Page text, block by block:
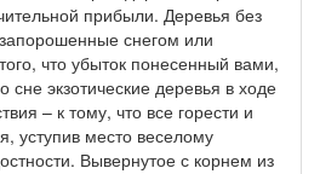
прибыли. Деревья без
снегом или
что убыток понесенный вами,
сне экзотические деревья в ходе
– к тому, что все горести и
уступив место веселому
Вывернутое с корнем из